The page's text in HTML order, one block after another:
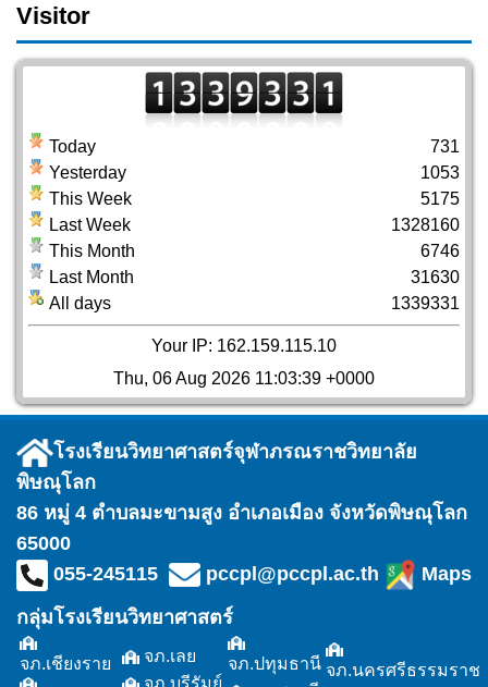
Visitor
Today
Yesterday
This Week
Last Week
This Month
Last Month
All days
731
1053
5175
1328160
6746
31630
1339331
Your IP: 162.159.115.10
Thu, 06 Aug 2026 11:03:39 +0000
โรงเรียนวิทยาศาสตร์จุฬาภรณราชวิทยาลัย
พิษณุโลก
86 หมู่ 4 ตำบลมะขามสูง อำเภอเมือง จังหวัดพิษณุโลก
65000
055-245115
pccpl@pccpl.ac.th
Maps
กลุ่มโรงเรียนวิทยาศาสตร์
จภ.เชียงราย
จภ.เลย
จภ.บุรีรัมย์
จภ.ปทุมธานี จภ.นครศรีธรรมราช